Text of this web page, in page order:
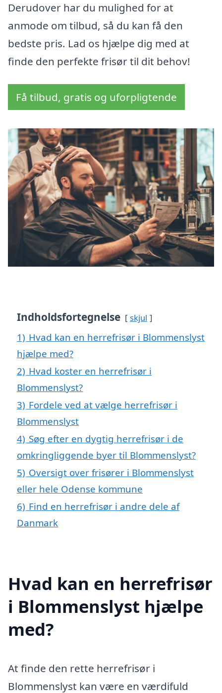
Derudover har du mulighed for at
anmode om tilbud, så du kan få den
bedste pris. Lad os hjælpe dig med at
finde den perfekte frisør til dit behov!
Få tilbud, gratis og uforpligtende
Indholdsfortegnelse skjul
1) Hvad kan en herrefrisør i Blommenslyst
hjælpe med?
2) Hvad koster en herrefrisør i
Blommenslyst?
3) Fordele ved at vælge herrefrisør i
Blommenslyst
4) Søg efter en dygtig herrefrisør i de
omkringliggende byer til Blommenslyst?
5) Oversigt over frisører i Blommenslyst
eller hele Odense kommune
6) Find en herrefrisør i andre dele af
Danmark
Hvad kan en herrefrisør
i Blommenslyst hjælpe
med?
At finde den rette herrefrisør i
Blommenslyst kan være en værdifuld